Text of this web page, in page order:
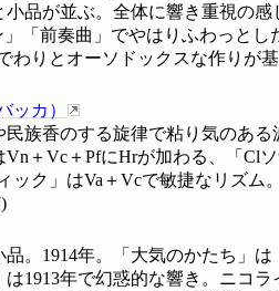
品が並ぶ。全体に響き重視の感
「前奏曲」でやはりふわっとし
りとオーソドックスな作りが基
ッカ ）
族香のする旋律で粘り気のあ
＋Vc＋PfにHrが加わる、「Cl
ク」はVa＋Vcで敏捷なリズム
)
。1914年。「大気のかたち」
1913年で幻惑的な響き。ニコ